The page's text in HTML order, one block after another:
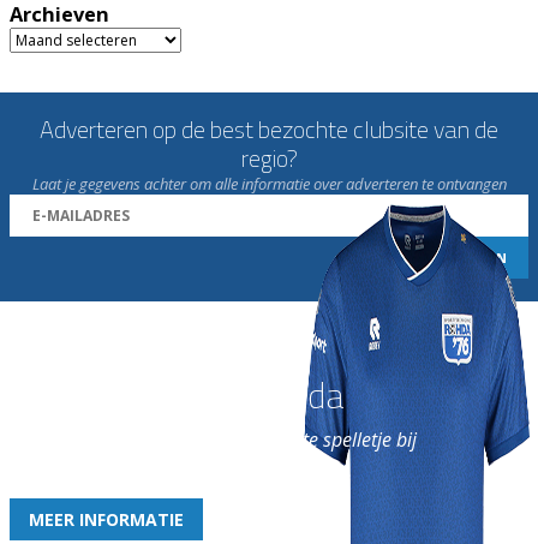
Archieven
Archieven
Adverteren op de best bezochte clubsite van de
regio?
Laat je gegevens achter om alle informatie over adverteren te ontvangen
Word nu lid van Rohda
en geniet iedere week van het leukste spelletje bij
MEER INFORMATIE